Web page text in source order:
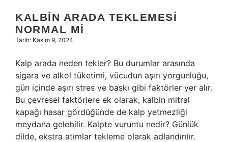
KALBIN ARADA TEKLEMESI
NORMAL MI
Tarih: Kasım 9, 2024
Kalp arada neden tekler? Bu durumlar arasında
sigara ve alkol tüketimi, vücudun aşırı yorgunluğu,
gün içinde aşırı stres ve baskı gibi faktörler yer alır.
Bu çevresel faktörlere ek olarak, kalbin mitral
kapağı hasar gördüğünde de kalp yetmezliği
meydana gelebilir. Kalpte vuruntu nedir? Günlük
dilde, ekstra atımlar tekleme olarak adlandırılır.